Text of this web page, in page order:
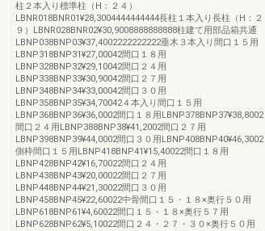
柱２本入り標準柱（H：２４）
LBNR018BNR01¥28,3004444444444長柱１本入り長柱（H：２
９）LBNR028BNR02¥30,9008888888888柱建て用部品箱共通
LBNP038BNP03¥37,4002222222222垂木３本入り間口１５用
LBNP318BNP31¥27,00042間口１８用
LBNP328BNP32¥29,10042間口２４用
LBNP338BNP33¥30,90042間口２７用
LBNP348BNP34¥33,00042間口３０用
LBNP358BNP35¥34,70042４本入り間口１５用
LBNP368BNP36¥36,0002間口１８用LBNP378BNP37¥38,8002
間口２４用LBNP388BNP38¥41,2002間口２７用
LBNP398BNP39¥44,0002間口３０用LBNP408BNP40¥46,3002
側枠間口１５用LBNP418BNP41¥15,40022間口１８用
LBNP428BNP42¥16,70022間口２４用
LBNP438BNP43¥20,00022間口２７用
LBNP448BNP44¥21,30022間口３０用
LBNP458BNP45¥22,60022中骨間口１５・１８×奥行５０用
LBNP618BNP61¥4,60022間口１５・１８×奥行５７用
LBNP628BNP62¥5,10022間口２４・２７・３０×奥行５０用